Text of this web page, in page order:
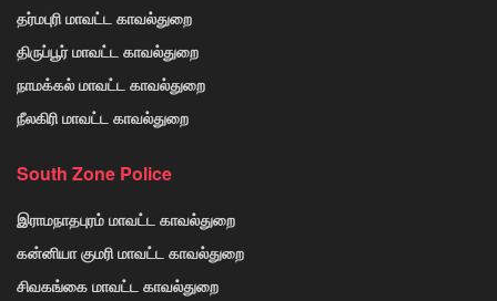
தர்மபுரி மாவட்ட காவல்துறை
திருப்பூர் மாவட்ட காவல்துறை
நாமக்கல் மாவட்ட காவல்துறை
நீலகிரி மாவட்ட காவல்துறை
South Zone Police
இராமநாதபுரம் மாவட்ட காவல்துறை
கன்னியா குமரி மாவட்ட காவல்துறை
சிவகங்கை மாவட்ட காவல்துறை